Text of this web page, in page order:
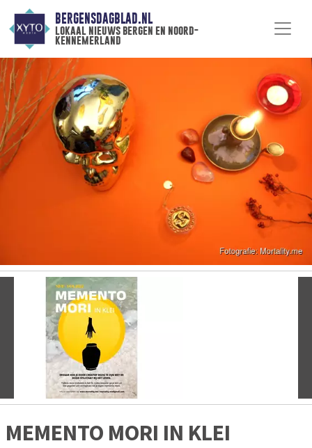
BERGENSDAGBLAD.NL
lokaal nieuws bergen en noord-
kennemerland
MEMENTO MORI IN KLEI